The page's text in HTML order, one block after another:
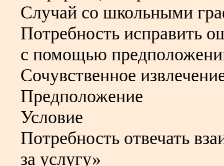
Случай со школьными
Потребность исправить
с помощью
Сочувственное
Предположение
Условие
Потребность отвечать
за услугу»